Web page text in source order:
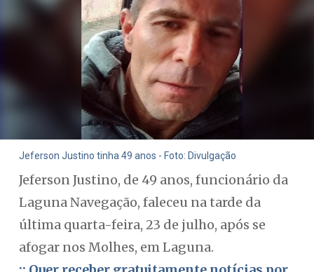
Jeferson Justino tinha 49 anos - Foto: Divulgação
Jeferson Justino, de 49 anos, funcionário da
Laguna Navegação, faleceu na tarde da
última quarta-feira, 23 de julho, após se
afogar nos Molhes, em Laguna.